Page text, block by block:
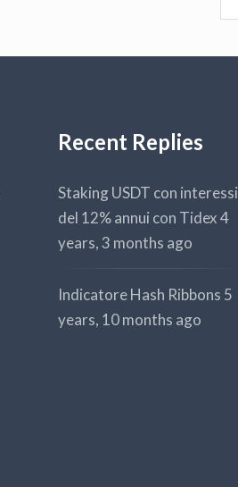
Recent Replies
Staking USDT con interessi
del 12% annui con Tidex4
years, 3 months ago
Indicatore Hash Ribbons 5
years, 10 months ago